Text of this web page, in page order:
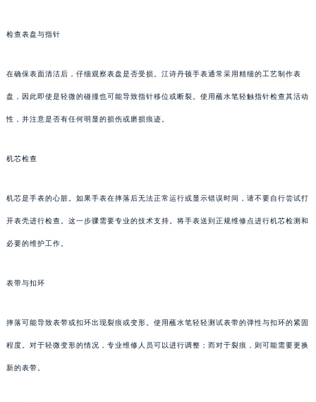
检查表盘与指针
在确保表面清洁后，仔细观察表盘是否受损。江诗丹顿手表通常采用精细的工艺制作表
盘，因此即使是轻微的碰撞也可能导致指针移位或断裂。使用蘸水笔轻触指针检查其活动
性，并注意是否有任何明显的损伤或磨损痕迹。
机芯检查
机芯是手表的心脏。如果手表在摔落后无法正常运行或显示错误时间，请不要自行尝试打
开表壳进行检查。这一步骤需要专业的技术支持。将手表送到正规维修点进行机芯检测和
必要的维护工作。
表带与扣环
摔落可能导致表带或扣环出现裂痕或变形。使用蘸水笔轻轻测试表带的弹性与扣环的紧固
程度。对于轻微变形的情况，专业维修人员可以进行调整；而对于裂痕，则可能需要更换
新的表带。